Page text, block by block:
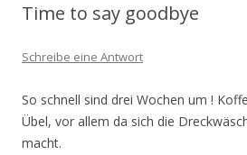
Time to say goodbye
Schreibe eine Antwort
So schnell sind drei Wochen um !
Übel, vor allem da sich die
macht.